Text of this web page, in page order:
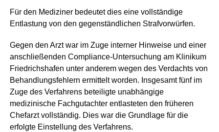
Für den Mediziner bedeutet dies eine vollständige
Entlastung von den gegenständlichen Strafvorwürfen.
Gegen den Arzt war im Zuge interner Hinweise und einer
anschließenden Compliance-Untersuchung am Klinikum
Friedrichshafen unter anderem wegen des Verdachts von
Behandlungsfehlern ermittelt worden. Insgesamt fünf im
Zuge des Verfahrens beteiligte unabhängige
medizinische Fachgutachter entlasteten den früheren
Chefarzt vollständig. Dies war die Grundlage für die
erfolgte Einstellung des Verfahrens.